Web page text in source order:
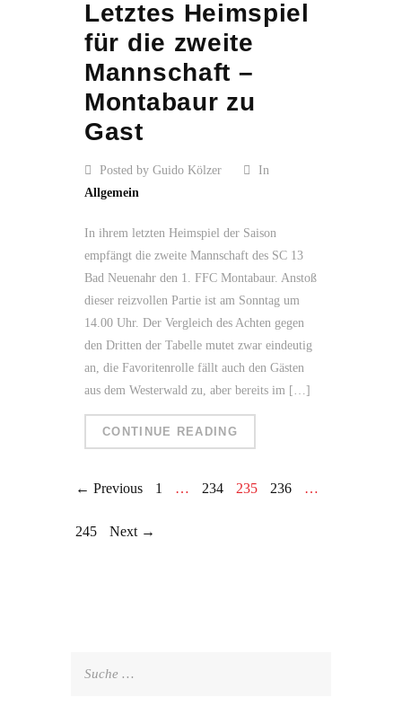
Letztes Heimspiel
für die zweite
Mannschaft –
Montabaur zu
Gast
Posted by Guido Kölzer
In
Allgemein
In ihrem letzten Heimspiel der Saison
empfängt die zweite Mannschaft des SC 13
Bad Neuenahr den 1. FFC Montabaur. Anstoß
dieser reizvollen Partie ist am Sonntag um
14.00 Uhr. Der Vergleich des Achten gegen
den Dritten der Tabelle mutet zwar eindeutig
an, die Favoritenrolle fällt auch den Gästen
aus dem Westerwald zu, aber bereits im […]
CONTINUE READING
← Previous 1 … 234 235 236 …
245 Next →